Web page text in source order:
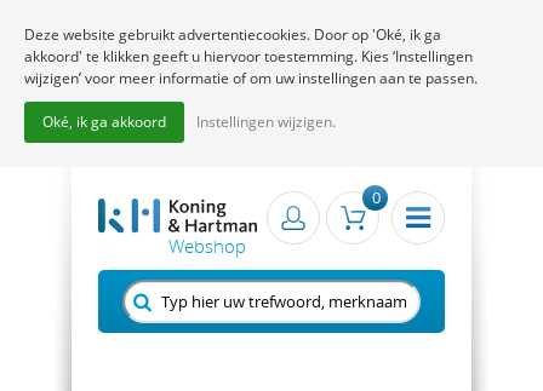
0
Deze website gebruikt advertentiecookies. Door op 'Oké, ik ga
akkoord' te klikken geeft u hiervoor toestemming. Kies ‘Instellingen
wijzigen’ voor meer informatie of om uw instellingen aan te passen.
Oké, ik ga akkoord Instellingen wijzigen.